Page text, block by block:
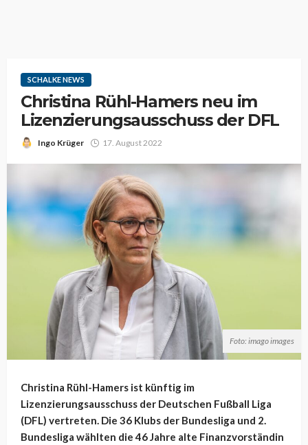
SCHALKE NEWS
Christina Rühl-Hamers neu im
Lizenzierungsausschuss der DFL
Ingo Krüger 17. August 2022
Foto: imago images
Christina Rühl-Hamers ist künftig im
Lizenzierungsausschuss der Deutschen Fußball Liga
(DFL) vertreten. Die 36 Klubs der Bundesliga und 2.
Bundesliga wählten die 46 Jahre alte Finanzvorständin